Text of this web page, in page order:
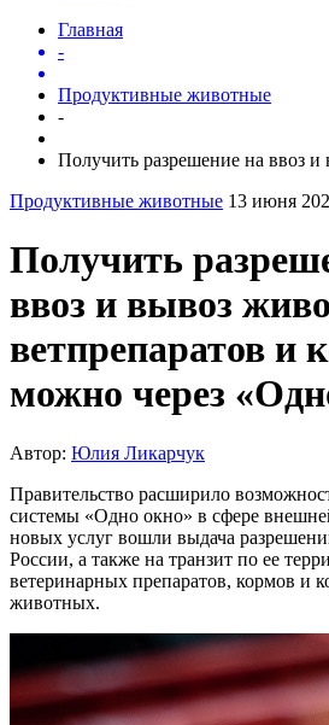
Главная
-
Продуктивные животные
-
Получить разрешение на ввоз
Продуктивные животные 13 июня
Получить
ввоз и вывоз
ветпрепаратов и
можно через
Автор: Юлия Ликарчук
Правительство расширило
системы «Одно окно» в сфере
новых услуг вошли выдача
России, а также на транзит по ее
ветеринарных препаратов, кормов и
животных.